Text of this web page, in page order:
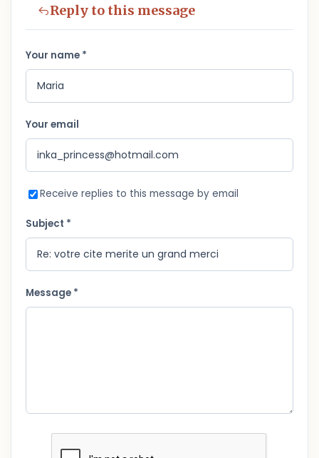
Reply to this message
Your name *
Your email
Receive replies to this message by email
Subject *
Message *